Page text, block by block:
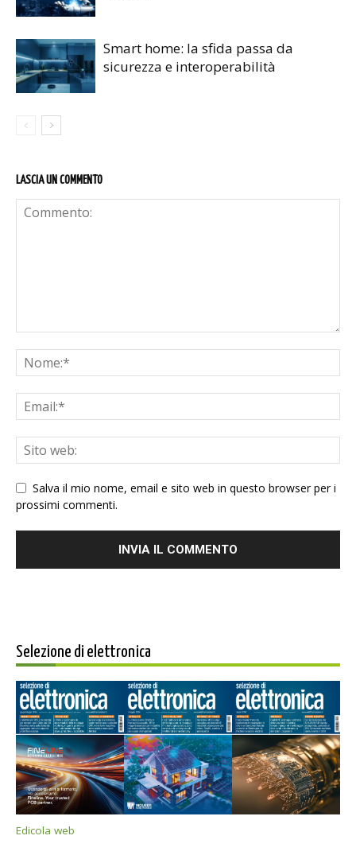
Smart home: la sfida passa da
sicurezza e interoperabilità
LASCIA UN COMMENTO
Salva il mio nome, email e sito web in questo browser per i
prossimi commenti.
Selezione di elettronica
Edicola web